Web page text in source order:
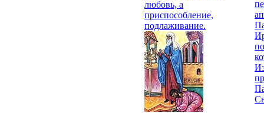
любовь, а
приспособление,
подлаживание.